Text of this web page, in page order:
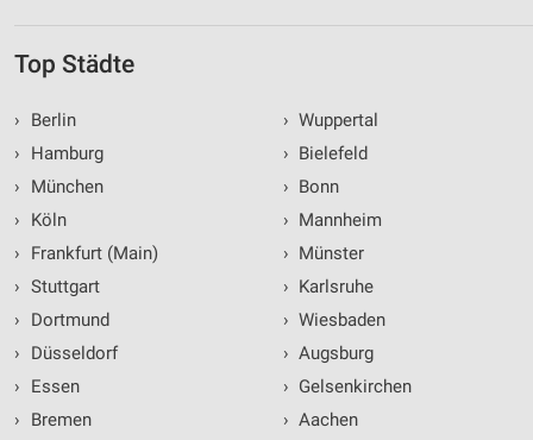
Top Städte
›
Berlin
›
Hamburg
›
München
›
Köln
›
Frankfurt (Main)
› Stuttgart
›
Dortmund
›
Düsseldorf
›
Essen
›
Bremen
› Wuppertal
› Bielefeld
› Bonn
› Mannheim
› Münster
› Karlsruhe
› Wiesbaden
› Augsburg
› Gelsenkirchen
› Aachen